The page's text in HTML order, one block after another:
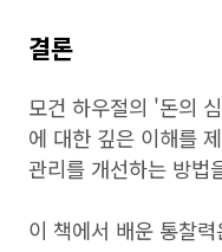
결론
모건 하우절의 '돈의
에 대한 깊은 이해를
관리를 개선하는 방법
이 책에서 배운 통찰